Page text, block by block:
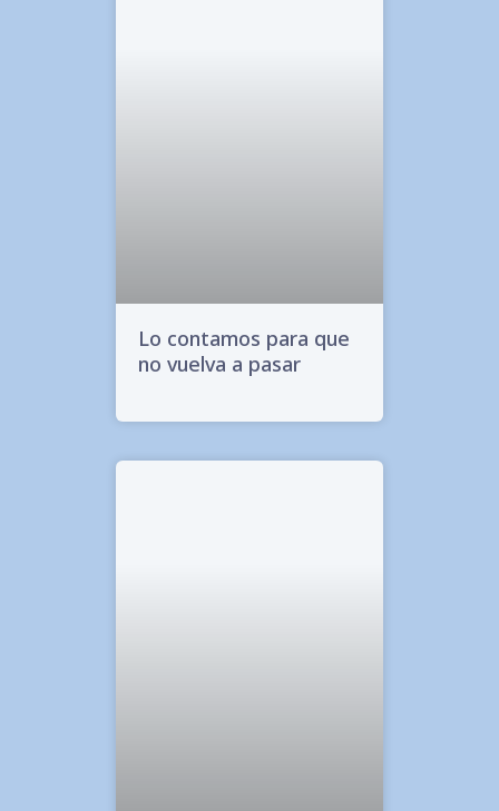
Lo contamos para que
no vuelva a pasar